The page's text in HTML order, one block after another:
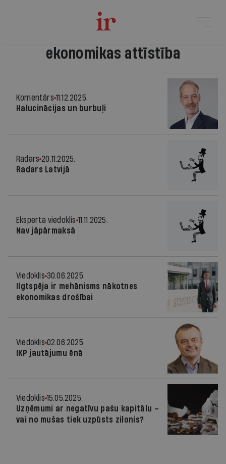
ekonomikas attīstība
Komentārs 11.12.2025.
Halucinācijas un burbuļi
Radars 20.11.2025.
Radars Latvijā
Eksperta viedoklis 11.11.2025.
Nav jāpārmaksā
Viedoklis 30.06.2025.
Ilgtspēja ir mehānisms nākotnes
ekonomikas drošībai
Viedoklis 02.06.2025.
IKP jautājumu ēnā
Viedoklis 15.05.2025.
Uzņēmumi ar negatīvu pašu kapitālu –
vai no mušas tiek uzpūsts zilonis?